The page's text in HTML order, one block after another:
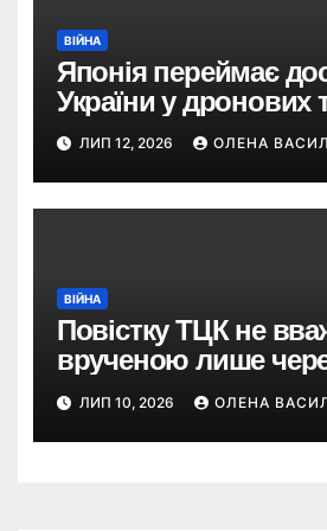
ВІЙНА
Японія переймає
України у дронових
— і планує 80-кратне
збільшення
ЛИП 12, 2026 ОЛЕНА
ВІЙНА
Повістку ТЦК не
врученою лише
пошти: що пропонує
законопроєкт
ЛИП 10, 2026 ОЛЕНА